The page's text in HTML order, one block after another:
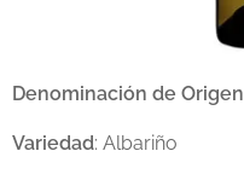
Denominación de Origen
Variedad: Albariño